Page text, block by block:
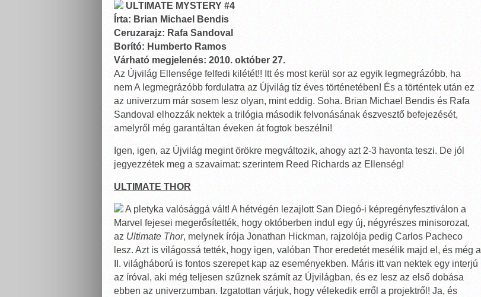
ULTIMATE MYSTERY #4
Írta: Brian Michael Bendis
Ceruzarajz: Rafa Sandoval
Borító: Humberto Ramos
Várható megjelenés: 2010. október 27.
Az Újvilág Ellensége felfedi kilétét!! Itt és most kerül sor az egyik legmegrázóbb, ha
nem A legmegrázóbb fordulatra az Újvilág tíz éves történetében! És a történtek után ez
az univerzum már sosem lesz olyan, mint eddig. Soha. Brian Michael Bendis és Rafa
Sandoval elhozzák nektek a trilógia második felvonásának észvesztő befejezését,
amelyről még garantáltan éveken át fogtok beszélni!
Igen, igen, az Újvilág megint örökre megváltozik, ahogy azt 2-3 havonta teszi. De jól
jegyezzétek meg a szavaimat: szerintem Reed Richards az Ellenség!
ULTIMATE THOR
A pletyka valósággá vált! A hétvégén lezajlott San Diegó-i képregényfesztiválon a
Marvel fejesei megerősítették, hogy októberben indul egy új, négyrészes minisorozat,
az Ultimate Thor, melynek írója Jonathan Hickman, rajzolója pedig Carlos Pacheco
lesz. Azt is világossá tették, hogy igen, valóban Thor eredetét mesélik majd el, és még a
II. világháború is fontos szerepet kap az eseményekben. Máris itt van nektek egy interjú
az íróval, aki még teljesen szűznek számít az Újvilágban, és ez lesz az első dobása
ebben az univerzumban. Izgatottan várjuk, hogy vélekedik erről a projektről! Ja, és